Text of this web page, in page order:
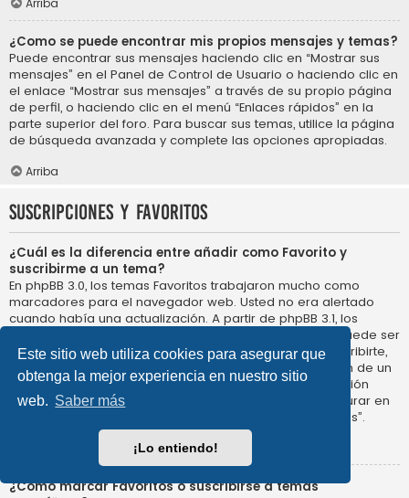
Este sitio web utiliza cookies para asegurar que
obtenga la mejor experiencia en nuestro sitio
web. Saber más
¡Lo entiendo!
Arriba
¿Como se puede encontrar mis propios mensajes y temas?
Puede encontrar sus mensajes haciendo clic en “Mostrar sus
mensajes” en el Panel de Control de Usuario o haciendo clic en
el enlace “Mostrar sus mensajes” a través de su propio página
de perfil, o haciendo clic en el menú “Enlaces rápidos” en la
parte superior del foro. Para buscar sus temas, utilice la página
de búsqueda avanzada y complete las opciones apropiadas.
Arriba
Suscripciones y Favoritos
¿Cuál es la diferencia entre añadir como Favorito y
suscribirme a un tema?
En phpBB 3.0, los temas Favoritos trabajaron mucho como
marcadores para el navegador web. Usted no era alertado
cuando había una actualización. A partir de phpBB 3.1, los
Favoritos son más como suscribirse a un tema. Usted puede ser
notificado cuando un tema Favorito se actualiza. Al suscribirte,
sin embargo, se le avisará de que hay una actualización de un
tema, o foro en el propio foro. Las opciones de notificación
para los Favoritos y las suscripciones se pueden configurar en
el Panel de Control de Usuario, en “Preferencias de Foros”.
¿Cómo marcar Favoritos o suscribirse a temas